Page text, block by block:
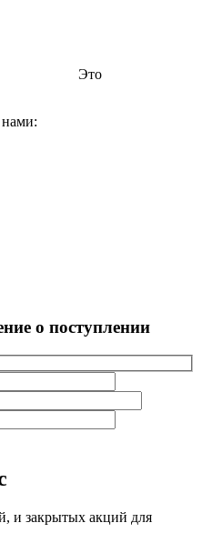
Это
нами:
о поступлении
и закрытых акций для